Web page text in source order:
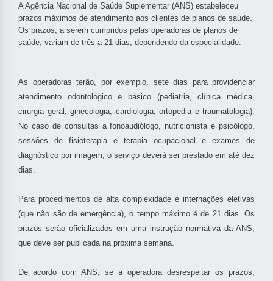
A Agência Nacional de Saúde Suplementar (ANS) estabeleceu
prazos máximos de atendimento aos clientes de planos de saúde.
Os prazos, a serem cumpridos pelas operadoras de planos de
saúde, variam de três a 21 dias, dependendo da especialidade.
As operadoras terão, por exemplo, sete dias para providenciar
atendimento odontológico e básico (pediatria, clínica médica,
cirurgia geral, ginecologia, cardiologia, ortopedia e traumatologia).
No caso de consultas a fonoaudiólogo, nutricionista e psicólogo,
sessões de fisioterapia e terapia ocupacional e exames de
diagnóstico por imagem, o serviço deverá ser prestado em até dez
dias.
Para procedimentos de alta complexidade e internações eletivas
(que não são de emergência), o tempo máximo é de 21 dias. Os
prazos serão oficializados em uma instrução normativa da ANS,
que deve ser publicada na próxima semana.
De acordo com ANS, se a operadora desrespeitar os prazos,